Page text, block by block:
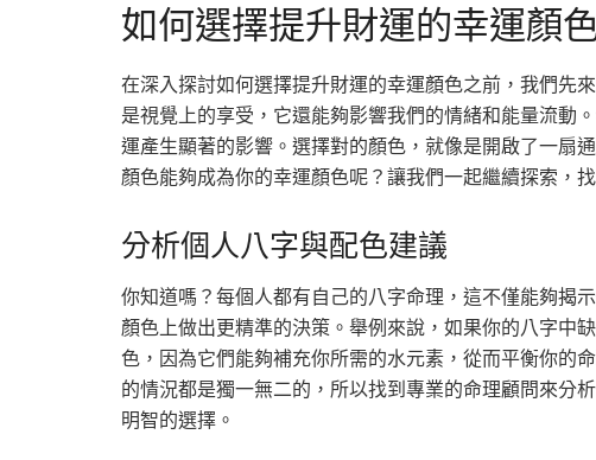
如何選擇提升財運的幸運顏
在深入探討如何選擇提升財運的幸運顏色之前，我們先
是視覺上的享受，它還能夠影響我們的情緒和能量流動
運產生顯著的影響。選擇對的顏色，就像是開啟了一扇
顏色能夠成為你的幸運顏色呢？讓我們一起繼續探索，
分析個人八字與配色建議
你知道嗎？每個人都有自己的八字命理，這不僅能夠揭
顏色上做出更精準的決策。舉例來說，如果你的八字中
色，因為它們能夠補充你所需的水元素，從而平衡你的
的情況都是獨一無二的，所以找到專業的命理顧問來分
明智的選擇。